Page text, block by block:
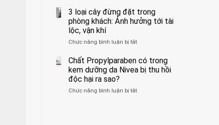
thận
đối
với
và
Bạn
nên
bệnh
ung
lúc
hiện
thời
điểm
thể
tốt
nhất
cho
Sáng
3 loại cây đừng đặt trong
phòng khách: Ảnh hưởng tới tài
lộc, vận khí
Chức năng bình luận bị tắtở
loại
cây
đừng
trong
Chất Propylparaben có trong
kem dưỡng da Nivea bị thu hồi
độc hại ra sao?
Chức năng bình luận bị tắtở